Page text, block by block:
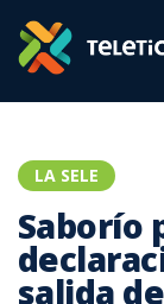
LA SELE
Saborío
salida